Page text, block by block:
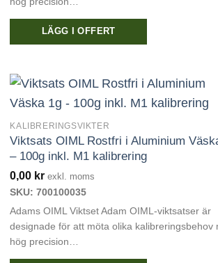
LÄGG I OFFERT
KALIBRERINGSVIKTER
Viktsats OIML Rostfri i Aluminium
– 100g inkl. M1 kalibrering
0,00 kr exkl. moms
SKU: 700100035
Adams OIML Viktset Adam OIML-viktsatser är
designade för att möta olika kalibreringsbehov
hög precision…